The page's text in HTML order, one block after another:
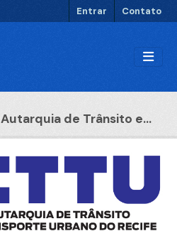
Entrar Contato
Autarquia de Trânsito e...